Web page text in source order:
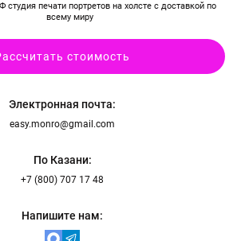
студия печати портретов на холсте с доставкой по
всему миру
стоимость
Электронная почта:
easy.monro@gmail.com
По Казани:
+7 (800) 707 17 48
Напишите нам: